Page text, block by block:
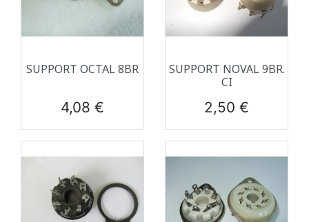
SUPPORT OCTAL 8BR
Prix
4,08 €
SUPPORT NOVAL 9BR.
CI
Prix
2,50 €